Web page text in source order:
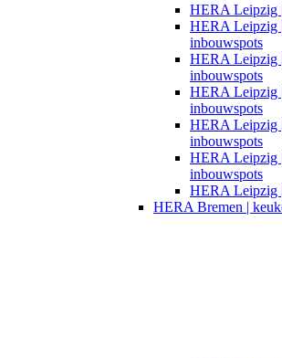
HERA Leipzig
HERA Leipzig
inbouwspots
HERA Leipzig
inbouwspots
HERA Leipzig
inbouwspots​
HERA Leipzig
inbouwspots
HERA Leipzig
inbouwspots
HERA Leipzig
HERA Bremen |